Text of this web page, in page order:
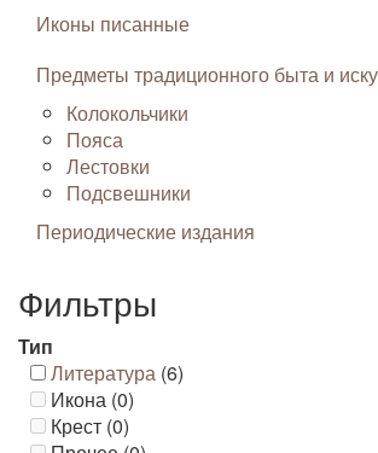
Иконы писанные
Предметы традиционного быта и
Колокольчики
Пояса
Лестовки
Подсвешники
Периодические издания
Фильтры
Тип
Литература (6)
Икона (0)
Крест (0)